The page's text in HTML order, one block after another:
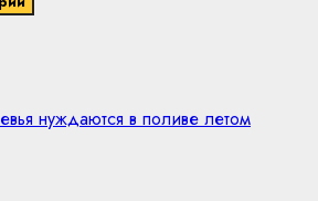
нуждаются в поливе летом